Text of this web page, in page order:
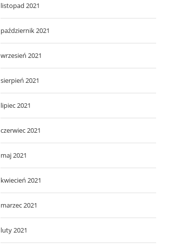
listopad 2021
październik 2021
wrzesień 2021
sierpień 2021
lipiec 2021
czerwiec 2021
maj 2021
kwiecień 2021
marzec 2021
luty 2021